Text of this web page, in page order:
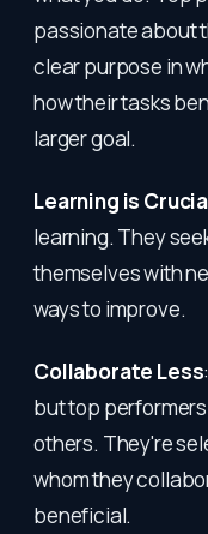
passionate about
clear purpose in
how their tasks
larger goal.
Learning is
learning. They
themselves with
ways to improve.
Collaborate Less
but top
others. They're
whom they
beneficial.